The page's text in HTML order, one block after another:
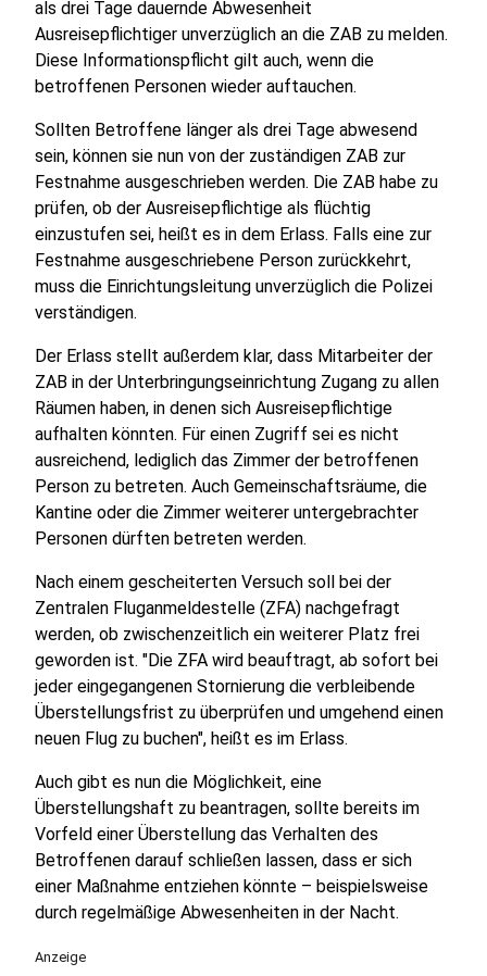
als drei Tage dauernde Abwesenheit
Ausreisepflichtiger unverzüglich an die ZAB zu melden.
Diese Informationspflicht gilt auch, wenn die
betroffenen Personen wieder auftauchen.
Sollten Betroffene länger als drei Tage abwesend
sein, können sie nun von der zuständigen ZAB zur
Festnahme ausgeschrieben werden. Die ZAB habe zu
prüfen, ob der Ausreisepflichtige als flüchtig
einzustufen sei, heißt es in dem Erlass. Falls eine zur
Festnahme ausgeschriebene Person zurückkehrt,
muss die Einrichtungsleitung unverzüglich die Polizei
verständigen.
Der Erlass stellt außerdem klar, dass Mitarbeiter der
ZAB in der Unterbringungseinrichtung Zugang zu allen
Räumen haben, in denen sich Ausreisepflichtige
aufhalten könnten. Für einen Zugriff sei es nicht
ausreichend, lediglich das Zimmer der betroffenen
Person zu betreten. Auch Gemeinschaftsräume, die
Kantine oder die Zimmer weiterer untergebrachter
Personen dürften betreten werden.
Nach einem gescheiterten Versuch soll bei der
Zentralen Fluganmeldestelle (ZFA) nachgefragt
werden, ob zwischenzeitlich ein weiterer Platz frei
geworden ist. "Die ZFA wird beauftragt, ab sofort bei
jeder eingegangenen Stornierung die verbleibende
Überstellungsfrist zu überprüfen und umgehend einen
neuen Flug zu buchen", heißt es im Erlass.
Auch gibt es nun die Möglichkeit, eine
Überstellungshaft zu beantragen, sollte bereits im
Vorfeld einer Überstellung das Verhalten des
Betroffenen darauf schließen lassen, dass er sich
einer Maßnahme entziehen könnte – beispielsweise
durch regelmäßige Abwesenheiten in der Nacht.
Anzeige